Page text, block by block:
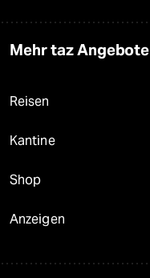
Mehr taz Angebote
Reisen
Kantine
Shop
Anzeigen